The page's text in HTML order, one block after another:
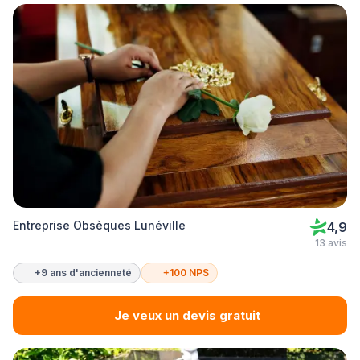
Entreprise Obsèques Lunéville 4,9
13 avis
+9 ans d'ancienneté +100 NPS
Je veux un devis gratuit